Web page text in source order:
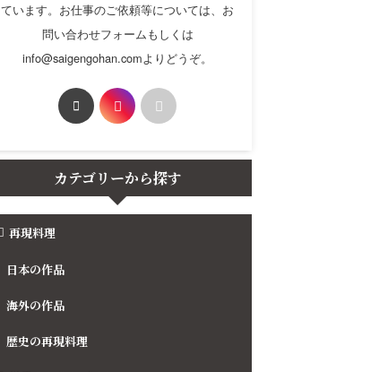
ています。お仕事のご依頼等については、お
問い合わせフォームもしくは
info@saigengohan.comよりどうぞ。
カテゴリーから探す
再現料理
日本の作品
海外の作品
歴史の再現料理